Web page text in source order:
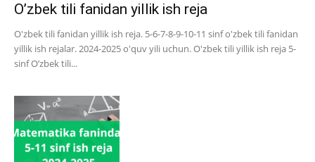
O’zbek tili fanidan yillik ish reja
O'zbek tili fanidan yillik ish reja. 5-6-7-8-9-10-11 sinf o'zbek tili fanidan
yillik ish rejalar. 2024-2025 o'quv yili uchun. O'zbek tili yillik ish reja 5-
sinf O’zbek tili...